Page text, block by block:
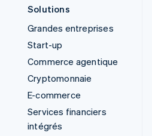
Solutions
Grandes entreprises
Start-up
Commerce agentique
Cryptomonnaie
E-commerce
Services financiers
intégrés